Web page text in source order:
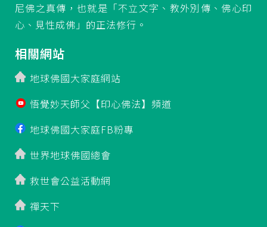
尼佛之真傳，也就是「不立文字、教外別傳、佛心印
心、見性成佛」的正法修行。
相關網站
地球佛國大家庭網站
悟覺妙天師父【印心佛法】頻道
地球佛國大家庭FB粉專
世界地球佛國總會
救世會公益活動網
禪天下